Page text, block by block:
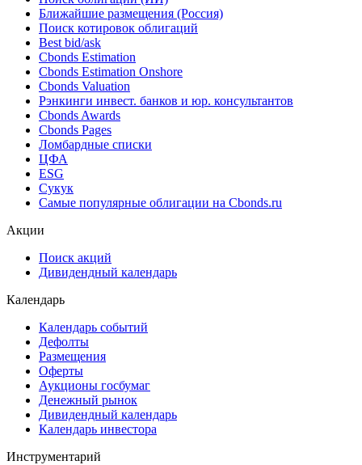
Облигации
Поиск облигаций & Карты рынка
Поиск облигаций (ИИ)
Ближайшие размещения (Россия)
Поиск котировок облигаций
Best bid/ask
Cbonds Estimation
Cbonds Estimation Onshore
Cbonds Valuation
Рэнкинги инвест. банков и юр. консультантов
Cbonds Awards
Cbonds Pages
Ломбардные списки
ESG
Самые популярные облигации на Cbonds.ru
Дивидендный календарь
Календарь
Календарь событий
Дефолты
Размещения
Оферты
Денежный рынок